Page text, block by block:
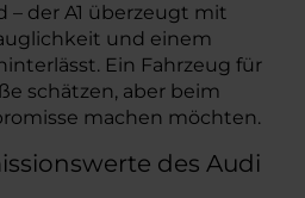
der A1 überzeugt mit
und einem
Ein Fahrzeug für
schätzen, aber beim
machen möchten.
des Audi